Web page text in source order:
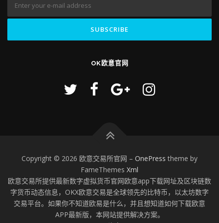
OK欧意官网
Copyright © 2026 欧意交易所官网 – OnePress theme by
FameThemes Xml
欧意交易所提供最新数字虚拟货币官网欧意app下载网址及区块链数
字货币动态信息，OKX欧意交易是全球领先的比特币，以太坊数字
交易平台。如果你不知道欧易是什么，并且想知道如何下载欧意
APP最新版，本网站提供解决方案。